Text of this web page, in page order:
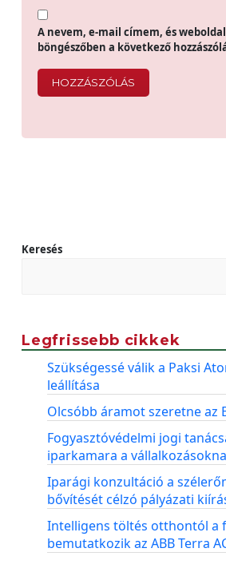
A nevem, e-mail címem, és
böngészőben a következő
Keresés
Legfrissebb cikkek
Szükségessé válik a Paksi
leállítása
Olcsóbb áramot szeretne az
Fogyasztóvédelmi jogi
iparkamara a
Iparági konzultáció a
bővítését célzó pályázati
Intelligens töltés otthontól a
bemutatkozik az ABB Terra